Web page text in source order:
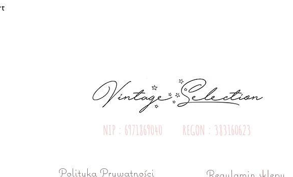
NIP : 6971869040 REGON : 383160623
Polityka Prywatności Regulamin sklepu